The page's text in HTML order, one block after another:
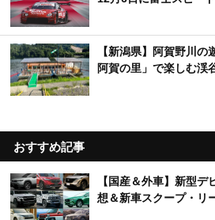
【新潟県】阿賀野川
阿賀の里」で楽しむ渓
おすすめ記事
【国産＆外車】新型
想＆新車スクープ・リ